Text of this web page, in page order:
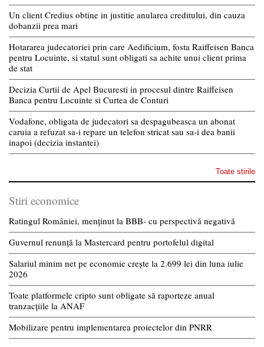
Un client Credius obtine in justitie anularea creditului, din cauza
dobanzii prea mari
Hotararea judecatoriei prin care Aedificium, fosta Raiffeisen Banca
pentru Locuinte, si statul sunt obligati sa achite unui client prima
de stat
Decizia Curtii de Apel Bucuresti in procesul dintre Raiffeisen
Banca pentru Locuinte si Curtea de Conturi
Vodafone, obligata de judecatori sa despagubeasca un abonat
caruia a refuzat sa-i repare un telefon stricat sau sa-i dea banii
inapoi (decizia instantei)
Toate stirile
Stiri economice
Ratingul României, menținut la BBB- cu perspectivă negativă
Guvernul renunță la Mastercard pentru portofelul digital
Salariul minim net pe economie crește la 2.699 lei din luna iulie
2026
Toate platformele cripto sunt obligate să raporteze anual
tranzacțiile la ANAF
Mobilizare pentru implementarea proiectelor din PNRR